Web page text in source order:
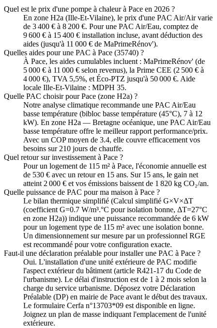
Quel est le prix d'une pompe à chaleur à Pace en 2026 ?
En zone H2a (Ille-Et-Vilaine), le prix d'une PAC Air/Air varie
de 3 400 € à 8 200 €. Pour une PAC Air/Eau, comptez de
9 600 € à 15 400 € installation incluse, avant déduction des
aides (jusqu'à 11 000 € de MaPrimeRénov').
Quelles aides pour une PAC à Pace (35740) ?
À Pace, les aides cumulables incluent : MaPrimeRénov' (de
5 000 € à 11 000 € selon revenus), la Prime CEE (2 500 € à
4 000 €), TVA 5,5%, et Éco-PTZ jusqu'à 50 000 €. Aide
locale Ille-Et-Vilaine : MDPH 35.
Quelle PAC choisir pour Pace (zone H2a) ?
Notre analyse climatique recommande une PAC Air/Eau
basse température (bibloc basse température (45°C), 7 à 12
kW). En zone H2a — Bretagne océanique, une PAC Air/Eau
basse température offre le meilleur rapport performance/prix.
Avec un COP moyen de 3.4, elle couvre efficacement vos
besoins sur 210 jours de chauffe.
Quel retour sur investissement à Pace ?
Pour un logement de 115 m² à Pace, l'économie annuelle est
de 530 € avec un retour en 15 ans. Sur 15 ans, le gain net
atteint 2 000 € et vos émissions baissent de 1 820 kg CO₂/an.
Quelle puissance de PAC pour ma maison à Pace ?
Le bilan thermique simplifié (Calcul simplifié G×V×ΔT
(coefficient G=0.7 W/m³.°C pour isolation bonne, ΔT=27°C
en zone H2a)) indique une puissance recommandée de 6 kW
pour un logement type de 115 m² avec une isolation bonne.
Un dimensionnement sur mesure par un professionnel RGE
est recommandé pour votre configuration exacte.
Faut-il une déclaration préalable pour installer une PAC à Pace ?
Oui. L'installation d'une unité extérieure de PAC modifie
l'aspect extérieur du bâtiment (article R421-17 du Code de
l'urbanisme). Le délai d'instruction est de 1 à 2 mois selon la
charge du service urbanisme. Déposez votre Déclaration
Préalable (DP) en mairie de Pace avant le début des travaux.
Le formulaire Cerfa n°13703*09 est disponible en ligne.
Joignez un plan de masse indiquant l'emplacement de l'unité
extérieure.